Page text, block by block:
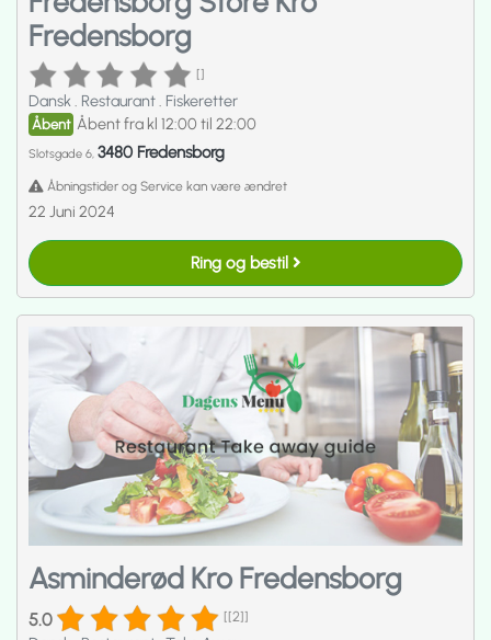
Fredensborg
[]
Dansk. Restaurant. Fiskeretter
Åbent Åbent fra kl 12:00 til 22:00
Slotsgade 6, 3480 Fredensborg
Åbningstider og Service kan være ændret
22 Juni 2024
Ring og bestil
Asminderød Kro Fredensborg
5.0 [[2]]